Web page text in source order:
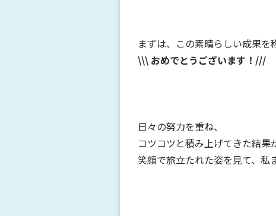
まずは、この素晴らしい成果
\\\ おめでとうございます！///
日々の努力を重ね、
コツコツと積み上げてきた結果
笑顔で旅立たれた姿を見て、私